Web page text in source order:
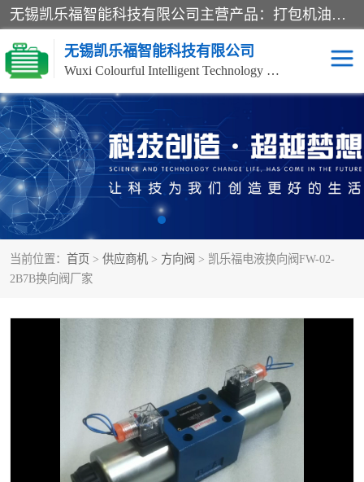
无锡凯乐福智能科技有限公司主营产品：打包机油泵、风冷式油冷却器、液压阀、液压泵、冷却器、过滤器及气动元器件。公司主导生产齿轮泵、齿轮马达、液压阀等产品。共计100多个系列、3000余种规格。覆盖了液压系统的动力元件、控制元件和执行元件，具备较强的成套供货、服务能力。
无锡凯乐福智能科技有限公司
Wuxi Colourful Intelligent Technology Co., Ltd
当前位置： 首页 > 供应商机 > 方向阀 > 凯乐福电液换向阀FW-02-
2B7B换向阀厂家
齿轮泵 机床冷却泵
风冷式油冷却器 叶片泵
液压马达
柱塞泵 方向阀
列管式油冷却器